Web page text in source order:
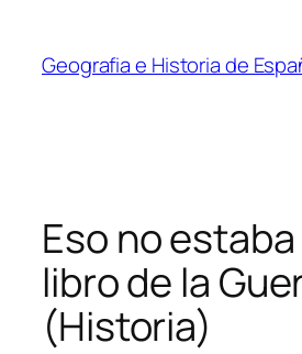
contenido
Geografia e Historia de
Eso no
libro de la
(Historia)